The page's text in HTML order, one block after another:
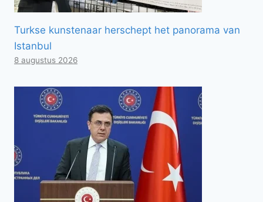
Turkse kunstenaar herschept het panorama van
Istanbul
8 augustus 2026